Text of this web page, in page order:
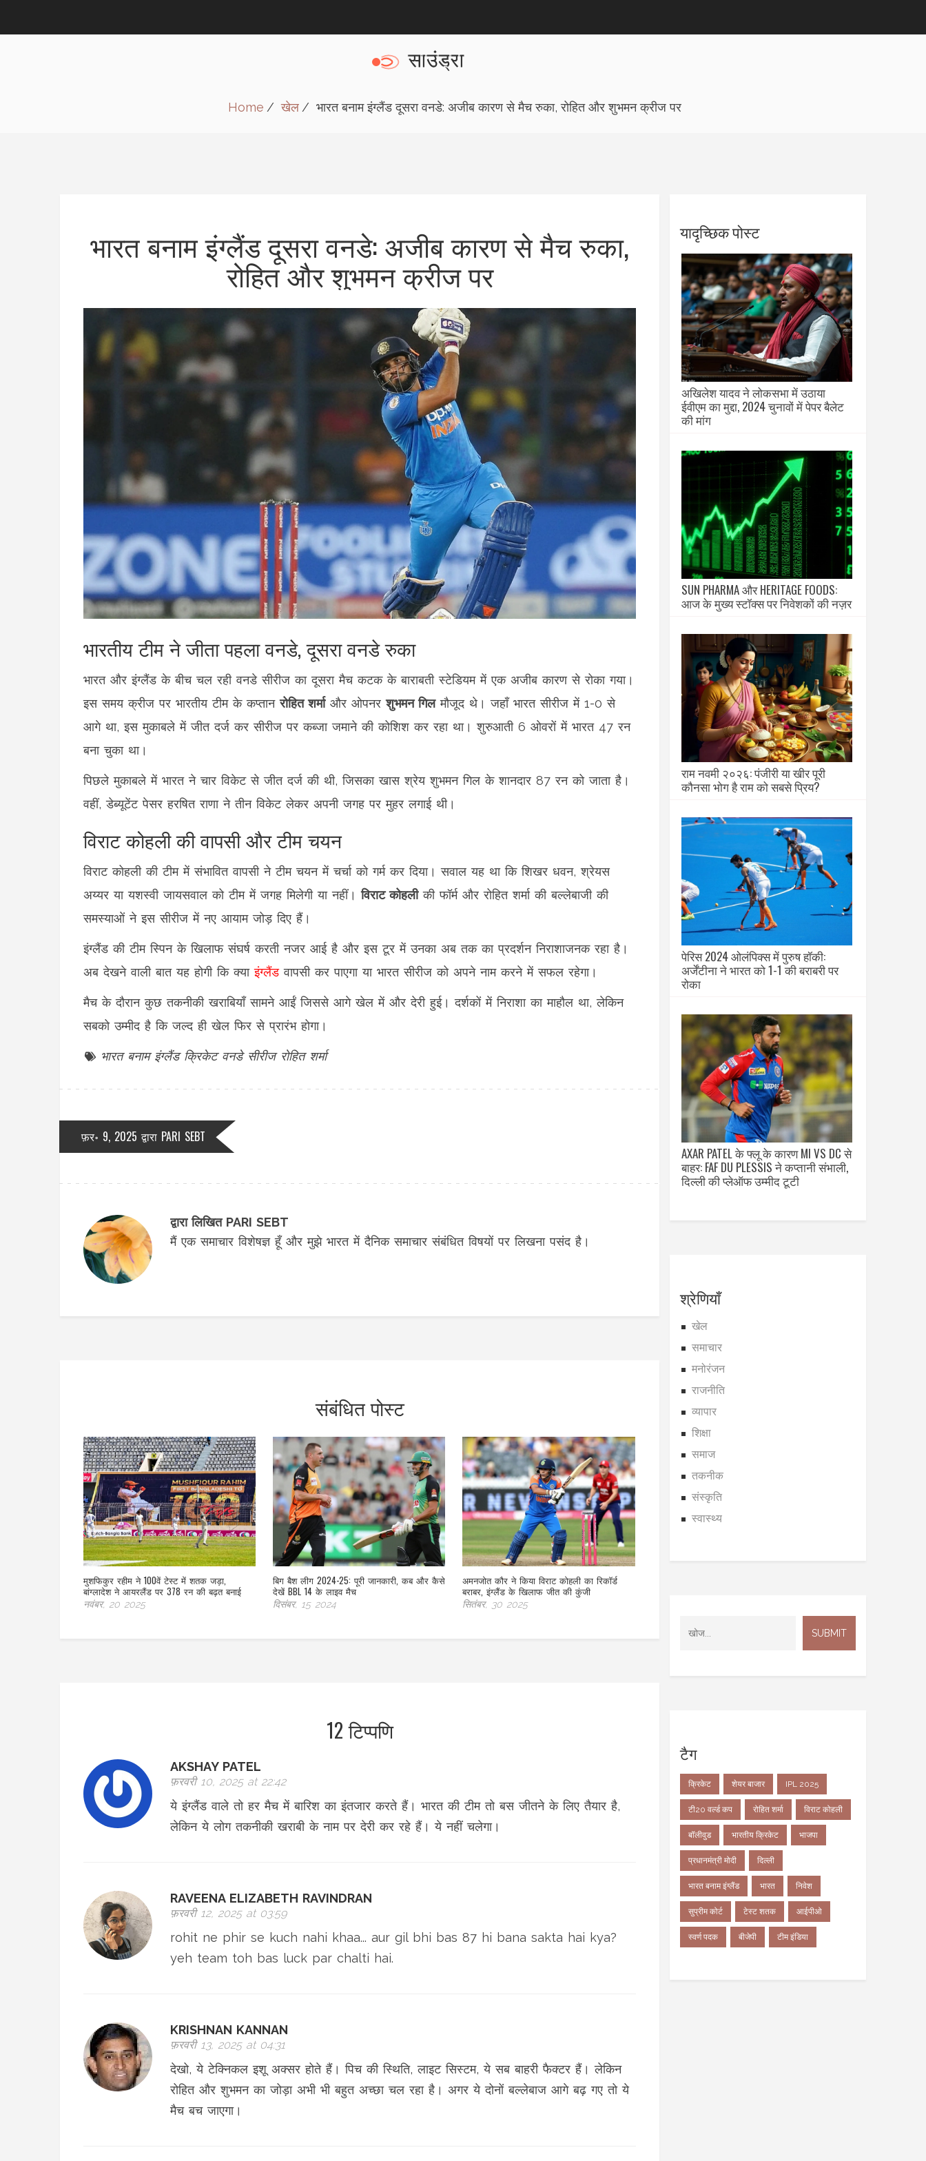
Home खेल भारत बनाम इंग्लैंड दूसरा वनडे: अजीब कारण से मैच रुका, रोहित और शुभमन क्रीज पर
भारत बनाम इंग्लैंड दूसरा वनडे: अजीब कारण से मैच रुका,
रोहित और शुभमन क्रीज पर
भारतीय टीम ने जीता पहला वनडे, दूसरा वनडे रुका
भारत और इंग्लैंड के बीच चल रही वनडे सीरीज का दूसरा मैच कटक के बाराबती स्टेडियम में एक अजीब कारण से रोका गया।
इस समय क्रीज पर भारतीय टीम के कप्तानरोहित शर्माऔर ओपनरशुभमन गिलमौजूद थे। जहाँ भारत सीरीज में 1-0 से
आगे था, इस मुकाबले में जीत दर्ज कर सीरीज पर कब्जा जमाने की कोशिश कर रहा था। शुरुआती 6 ओवरों में भारत 47 रन
बना चुका था।
पिछले मुकाबले में भारत ने चार विकेट से जीत दर्ज की थी, जिसका खास श्रेय शुभमन गिल के शानदार 87 रन को जाता है।
वहीं, डेब्यूटेंट पेसर हरषित राणा ने तीन विकेट लेकर अपनी जगह पर मुहर लगाई थी।
विराट कोहली की वापसी और टीम चयन
विराट कोहली की टीम में संभावित वापसी ने टीम चयन में चर्चा को गर्म कर दिया। सवाल यह था कि शिखर धवन, श्रेयस
अय्यर या यशस्वी जायसवाल को टीम में जगह मिलेगी या नहीं।विराट कोहलीकी फॉर्म और रोहित शर्मा की बल्लेबाजी की
समस्याओं ने इस सीरीज में नए आयाम जोड़ दिए हैं।
इंग्लैंड की टीम स्पिन के खिलाफ संघर्ष करती नजर आई है और इस टूर में उनका अब तक का प्रदर्शन निराशाजनक रहा है।
अब देखने वाली बात यह होगी कि क्याइंग्लैंडवापसी कर पाएगा या भारत सीरीज को अपने नाम करने में सफल रहेगा।
मैच के दौरान कुछ तकनीकी खराबियाँ सामने आईं जिससे आगे खेल में और देरी हुई। दर्शकों में निराशा का माहौल था, लेकिन
सबको उम्मीद है कि जल्द ही खेल फिर से प्रारंभ होगा।
भारत बनाम इंग्लैंड क्रिकेट वनडे सीरीज रोहित शर्मा
फ़र॰ 9, 2025 द्वारा PARI SEBT
द्वारा लिखित PARI SEBT
मैं एक समाचार विशेषज्ञ हूँ और मुझे भारत में दैनिक समाचार संबंधित विषयों पर लिखना पसंद है।
संबंधित पोस्ट
मुशफिकुर रहीम ने 100वें टेस्ट में शतक जड़ा,
बांग्लादेश ने आयरलैंड पर 378 रन की बढ़त बनाई
नवंबर, 20 2025
बिग बैश लीग 2024-25: पूरी जानकारी, कब और कैसे
देखें BBL 14 के लाइव मैच
दिसंबर, 15 2024
अमनजोत कौर ने किया विराट कोहली का रिकॉर्ड
बराबर, इंग्लैंड के खिलाफ जीत की कुंजी
सितंबर, 30 2025
12 टिप्पणि
AKSHAY PATEL
फ़रवरी 10, 2025 at 22:42
ये इंग्लैंड वाले तो हर मैच में बारिश का इंतजार करते हैं। भारत की टीम तो बस जीतने के लिए तैयार है,
लेकिन ये लोग तकनीकी खराबी के नाम पर देरी कर रहे हैं। ये नहीं चलेगा।
RAVEENA ELIZABETH RAVINDRAN
फ़रवरी 12, 2025 at 03:59
rohit ne phir se kuch nahi khaa... aur gil bhi bas 87 hi bana sakta hai kya?
yeh team toh bas luck par chalti hai.
KRISHNAN KANNAN
फ़रवरी 13, 2025 at 04:31
देखो, ये टेक्निकल इशू अक्सर होते हैं। पिच की स्थिति, लाइट सिस्टम, ये सब बाहरी फैक्टर हैं। लेकिन
रोहित और शुभमन का जोड़ा अभी भी बहुत अच्छा चल रहा है। अगर ये दोनों बल्लेबाज आगे बढ़ गए तो ये
मैच बच जाएगा।
यादृच्छिक पोस्ट
अखिलेश यादव ने लोकसभा में उठाया
ईवीएम का मुद्दा, 2024 चुनावों में पेपर बैलेट
की मांग
SUN PHARMA और HERITAGE FOODS:
आज के मुख्य स्टॉक्स पर निवेशकों की नज़र
राम नवमी २०२६: पंजीरी या खीर पूरी
कौनसा भोग है राम को सबसे प्रिय?
पेरिस 2024 ओलंपिक्स में पुरुष हॉकी:
अर्जेंटीना ने भारत को 1-1 की बराबरी पर
रोका
AXAR PATEL के फ्लू के कारण MI VS DC से
बाहर: FAF DU PLESSIS ने कप्तानी संभाली,
दिल्ली की प्लेऑफ उम्मीद टूटी
श्रेणियाँ
खेल
समाचार
मनोरंजन
राजनीति
व्यापार
शिक्षा
समाज
तकनीक
संस्कृति
स्वास्थ्य
टैग
क्रिकेट शेयर बाजार IPL 2025
टी20 वर्ल्ड कप रोहित शर्मा विराट कोहली
बॉलीवुड भारतीय क्रिकेट भाजपा
प्रधानमंत्री मोदी दिल्ली
भारत बनाम इंग्लैंड भारत निवेश
सुप्रीम कोर्ट टेस्ट शतक आईपीओ
स्वर्ण पदक बीजेपी टीम इंडिया